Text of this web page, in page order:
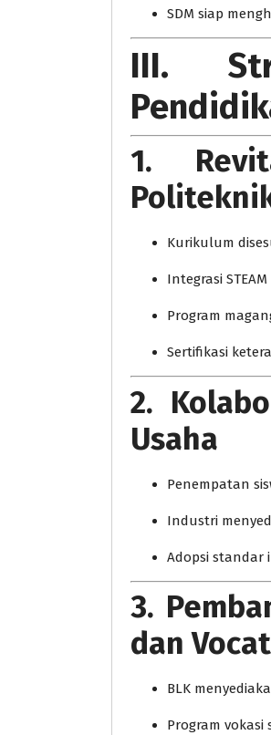
SDM siap
III.
1.
Kurikulum
Integrasi
Program
Sertifikasi
2.
Usaha
Penempatan
Industri
Adopsi standar
3.
dan
BLK
Program vokasi